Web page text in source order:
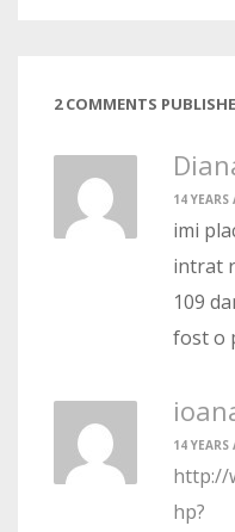
2 COMMENTS
14
imi
intrat
109
fost o
14
http://
hp?